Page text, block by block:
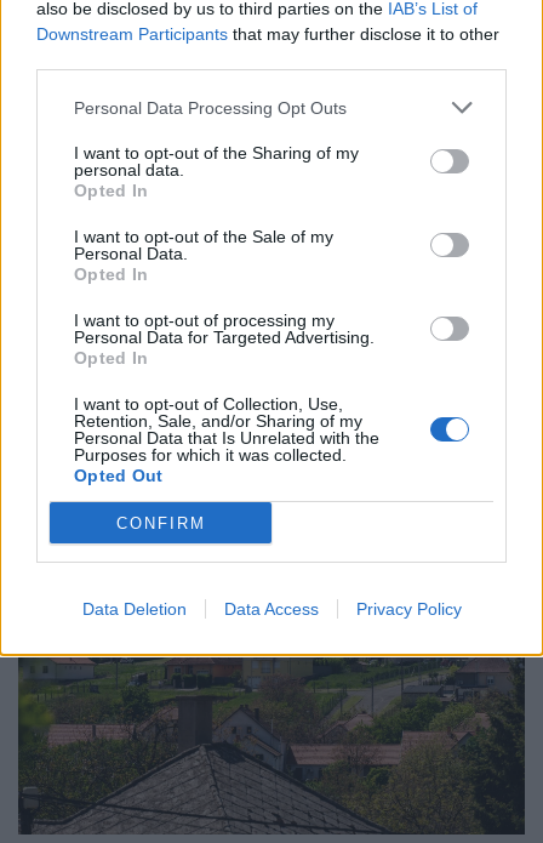
also be disclosed by us to third parties on the IAB’s List of
Downstream Participants that may further disclose it to other
Personal Data Processing Opt Outs
I want to opt-out of the Sharing of my
personal data.
Opted In
I want to opt-out of the Sale of my
Personal Data.
Opted In
I want to opt-out of processing my
Personal Data for Targeted Advertising.
Opted In
I want to opt-out of Collection, Use,
Retention, Sale, and/or Sharing of my
Personal Data that Is Unrelated with the
Purposes for which it was collected.
Opted Out
CONFIRM
Data Deletion Data Access Privacy Policy
vezető részvények a Magyar Telekom kivételével
gyengültek az előző napi záráshoz képest.
Rendkívüli lépés a legnépszerűbb magyar
állampapírnál: milliárdos spórolás indult a
háttérben, erre kevesen számítottak
Az Államadósság-kezelő Központ (ÁKK) július elején több
mint 100 milliárd forint értékben vásárolt vissza magas
kamatozású Fix Magyar Állampapírokat.